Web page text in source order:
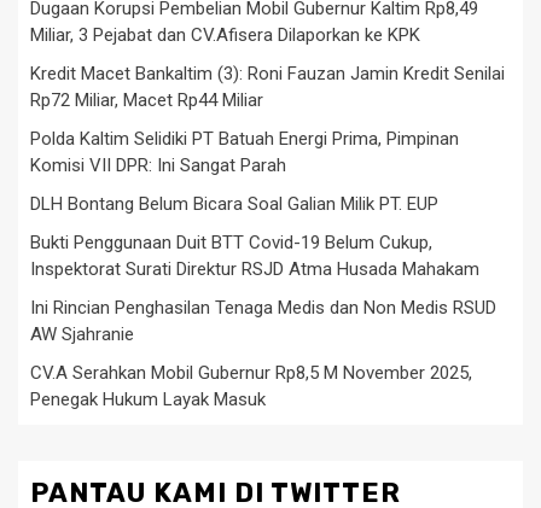
Dugaan Korupsi Pembelian Mobil Gubernur Kaltim Rp8,49
Miliar, 3 Pejabat dan CV.Afisera Dilaporkan ke KPK
Kredit Macet Bankaltim (3): Roni Fauzan Jamin Kredit Senilai
Rp72 Miliar, Macet Rp44 Miliar
Polda Kaltim Selidiki PT Batuah Energi Prima, Pimpinan
Komisi VII DPR: Ini Sangat Parah
DLH Bontang Belum Bicara Soal Galian Milik PT. EUP
Bukti Penggunaan Duit BTT Covid-19 Belum Cukup,
Inspektorat Surati Direktur RSJD Atma Husada Mahakam
Ini Rincian Penghasilan Tenaga Medis dan Non Medis RSUD
AW Sjahranie
CV.A Serahkan Mobil Gubernur Rp8,5 M November 2025,
Penegak Hukum Layak Masuk
PANTAU KAMI DI TWITTER